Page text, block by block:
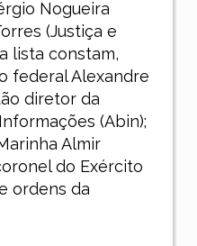
Nogueira
(Justiça e
lista constam,
federal Alexandre
diretor da
(Abin);
Almir
do Exército
ordens da